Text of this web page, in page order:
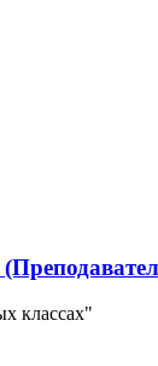
классах"